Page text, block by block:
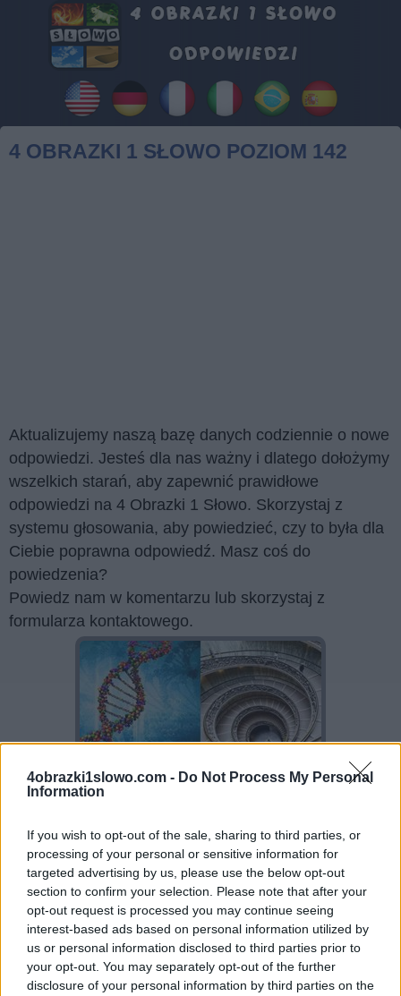
4obrazki1slowo.com - Do Not Process My Personal
Information
If you wish to opt-out of the sale, sharing to third parties, or
processing of your personal or sensitive information for
targeted advertising by us, please use the below opt-out
section to confirm your selection. Please note that after your
opt-out request is processed you may continue seeing
interest-based ads based on personal information utilized by
us or personal information disclosed to third parties prior to
your opt-out. You may separately opt-out of the further
disclosure of your personal information by third parties on the
4 OBRAZKI 1 SŁOWO POZIOM 142
Aktualizujemy naszą bazę danych codziennie o nowe
odpowiedzi. Jesteś dla nas ważny i dlatego dołożymy
wszelkich starań, aby zapewnić prawidłowe
odpowiedzi na 4 Obrazki 1 Słowo. Skorzystaj z
systemu głosowania, aby powiedzieć, czy to była dla
Ciebie poprawna odpowiedź. Masz coś do
powiedzenia?
Powiedz nam w komentarzu lub skorzystaj z
formularza kontaktowego.